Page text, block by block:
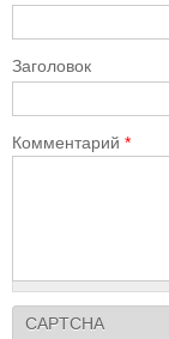
Заголовок
Комментарий *
CAPTCHA